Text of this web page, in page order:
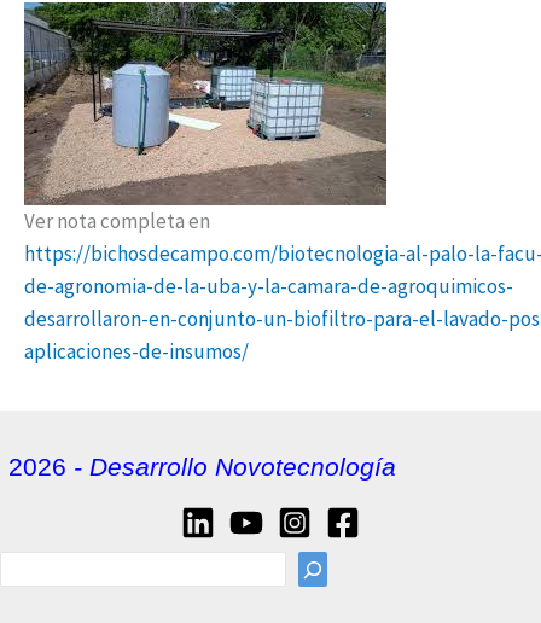
Ver nota completa en
https://bichosdecampo.com/biotecnologia-al-palo-la-
de-agronomia-de-la-uba-y-la-camara-de-agroquimicos-
desarrollaron-en-conjunto-un-biofiltro-para-el-lavado-
aplicaciones-de-insumos/
2026 - Desarrollo Novotecnología